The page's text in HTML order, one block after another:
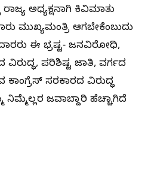
ಅಧ್ಯಕ್ಷನಾಗಿ ಕಿವಿಮಾತು
ಮುಖ್ಯಮಂತ್ರಿ ಆಗಬೇಕೆಂಬುದು
ಈ ಭ್ರಷ್ಟ- ಜನವಿರೋಧಿ,
ಪರಿಶಿಷ್ಟ ಜಾತಿ, ವರ್ಗದ
ಕಾಂಗ್ರೆಸ್ ಸರಕಾರದ ವಿರುದ್ಧ
ನಿಮ್ಮೆಲ್ಲರ ಜವಾಬ್ದಾರಿ ಹೆಚ್ಚಾಗಿದೆ